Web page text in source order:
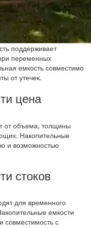
поддерживает
переменных
емкость совместимо
от утечек.
цена
от объема, толщины
Накопительные
и возможностью
стоков
для временного
емкости
совместимость с